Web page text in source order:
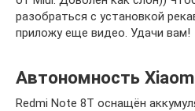
разобраться с установкой
приложу еще видео. Удачи вам!
Автономность
Redmi Note 8T оснащён